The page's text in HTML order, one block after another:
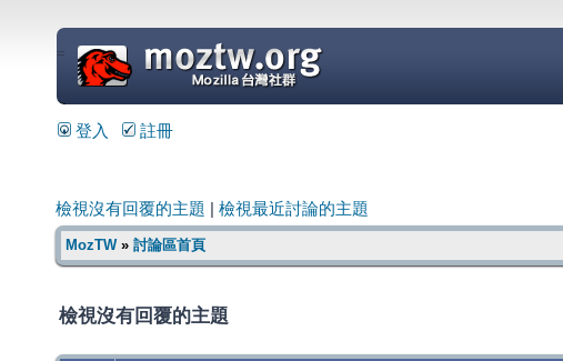
=
登入 註冊
檢視沒有回覆的主題 檢視最近討論的主題
MozTW» 討論區首頁
檢視沒有回覆的主題